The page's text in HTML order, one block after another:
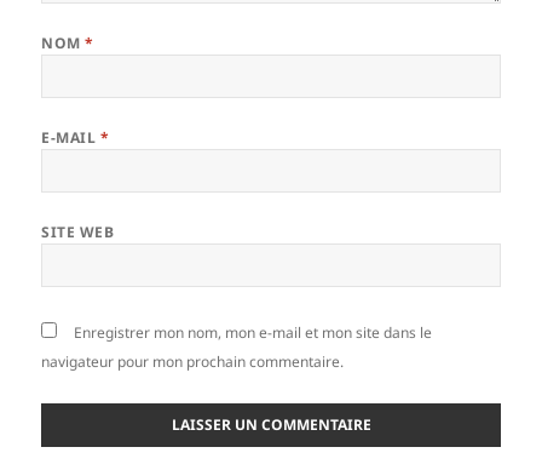
NOM*
E-MAIL *
SITE WEB
Enregistrer mon nom, mon e-mail et mon site dans le
navigateur pour mon prochain commentaire.